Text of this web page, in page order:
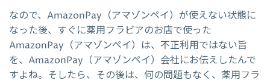
なので、AmazonPay（アマゾンペイ）が使えない状態に
なった後、すぐに薬用フラビアのお店で使った
AmazonPay（アマゾンペイ）は、不正利用ではない旨
を、AmazonPay（アマゾンペイ）会社にお伝えしたんで
すよね。そしたら、その後は、何の問題もなく、薬用フラ